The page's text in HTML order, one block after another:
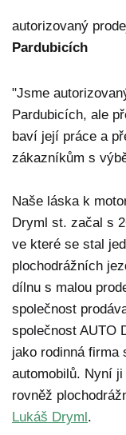
autorizovaný
Pardubicích
"Jsme
Pardubicích, ale
baví její práce a
zákazníkům s
Naše láska k
Dryml st. začal s
ve které se stal
plochodrážních
dílnu s malou
společnost
společnost AUTO
jako rodinná firma
automobilů. Nyní
rovněž
Lukáš Dryml.